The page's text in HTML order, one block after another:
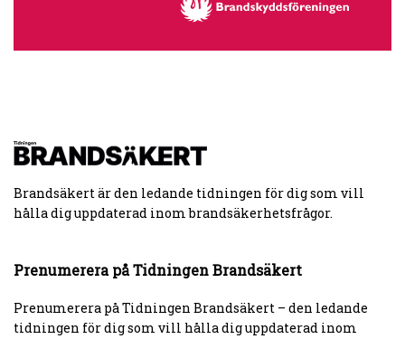
Brandsäkert är den ledande tidningen för dig som vill
hålla dig uppdaterad inom brandsäkerhetsfrågor.
Prenumerera på Tidningen Brandsäkert
Prenumerera på Tidningen Brandsäkert – den ledande
tidningen för dig som vill hålla dig uppdaterad inom